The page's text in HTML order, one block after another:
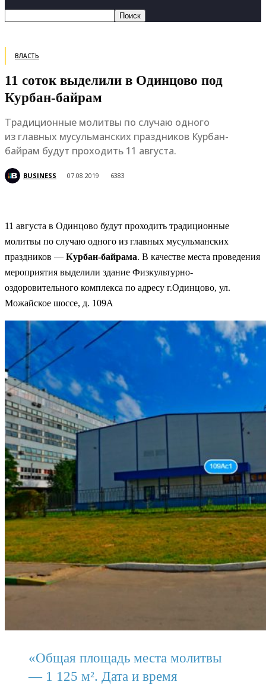
ВЛАСТЬ
11 соток выделили в Одинцово под
Курбан-байрам
Традиционные молитвы по случаю одного
из главных мусульманских праздников Курбан-
байрам будут проходить 11 августа.
BUSINESS 07.08.2019 6383
11 августа в Одинцово будут проходить традиционные
молитвы по случаю одного из главных мусульманских
праздников — Курбан-байрама. В качестве места проведения
мероприятия выделили здание Физкультурно-
оздоровительного комплекса по адресу г.Одинцово, ул.
Можайское шоссе, д. 109А
«Общая площадь места молитвы
— 1 125 м². Дата и время